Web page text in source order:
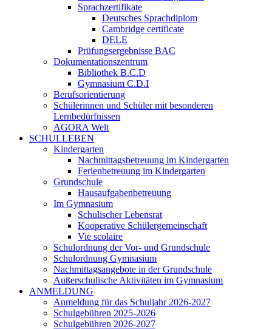
Sprachzertifikate
Deutsches Sprachdiplom
Cambridge certificate
DELE
Prüfungsergebnisse BAC
Dokumentationszentrum
Bibliothek B.C.D
Gymnasium C.D.I
Berufsorientierung
Schülerinnen und Schüler mit besonderen
Lernbedürfnissen
AGORA Welt
SCHULLEBEN
Kindergarten
Nachmittagsbetreuung im Kindergarten
Ferienbetreuung im Kindergarten
Grundschule
Hausaufgabenbetreuung
Im Gymnasium
Schulischer Lebensrat
Kooperative Schülergemeinschaft
Vie scolaire
Schulordnung der Vor- und Grundschule
Schulordnung Gymnasium
Nachmittagsangebote in der Grundschule
Außerschulische Aktivitäten im Gymnasium
ANMELDUNG
Anmeldung für das Schuljahr 2026-2027
Schulgebühren 2025-2026
Schulgebühren 2026-2027